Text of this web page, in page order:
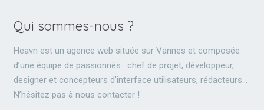
Qui sommes-nous ?
Heavn est un agence web située sur Vannes et composée
d’une équipe de passionnés : chef de projet, développeur,
designer et concepteurs d’interface utilisateurs, rédacteurs…
N’hésitez pas à nous contacter !